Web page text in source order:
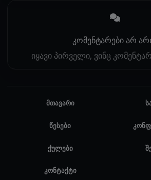
კომენტარები არ
იყავი პირველი, ვინც
მთავარი
წესები
ქულები
კონტაქტი